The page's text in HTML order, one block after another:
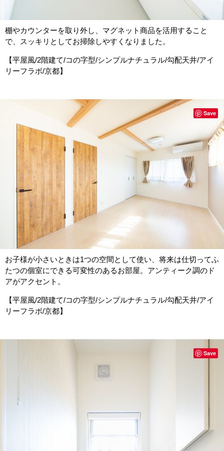
棚やカウンターを取り外し、マグネット商品を活用すること
で、スッキリとしてお掃除しやすくなりました。
【平屋風/2階建て/コの字型/シンプルナチュラル/勾配天井/アイ
リーフラボ/京都】
お子様が小さいときは1つの空間として使い、将来は仕切ってふ
たつの個室にできる可変性のあるお部屋。アンティーク調のド
アがアクセント。
【平屋風/2階建て/コの字型/シンプルナチュラル/勾配天井/アイ
リーフラボ/京都】
Save
Save